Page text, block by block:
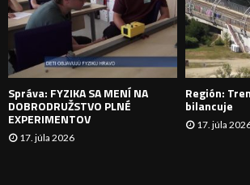
Správa: FYZIKA SA MENÍ NA
DOBRODRUŽSTVO PLNÉ
EXPERIMENTOV
17. júla 2026
Región:
bilancuje
17. júla